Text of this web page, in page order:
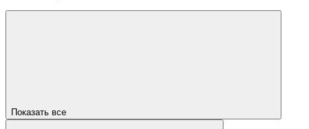
Показать все